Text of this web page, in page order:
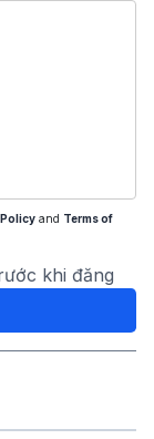
and Terms of
khi đăng